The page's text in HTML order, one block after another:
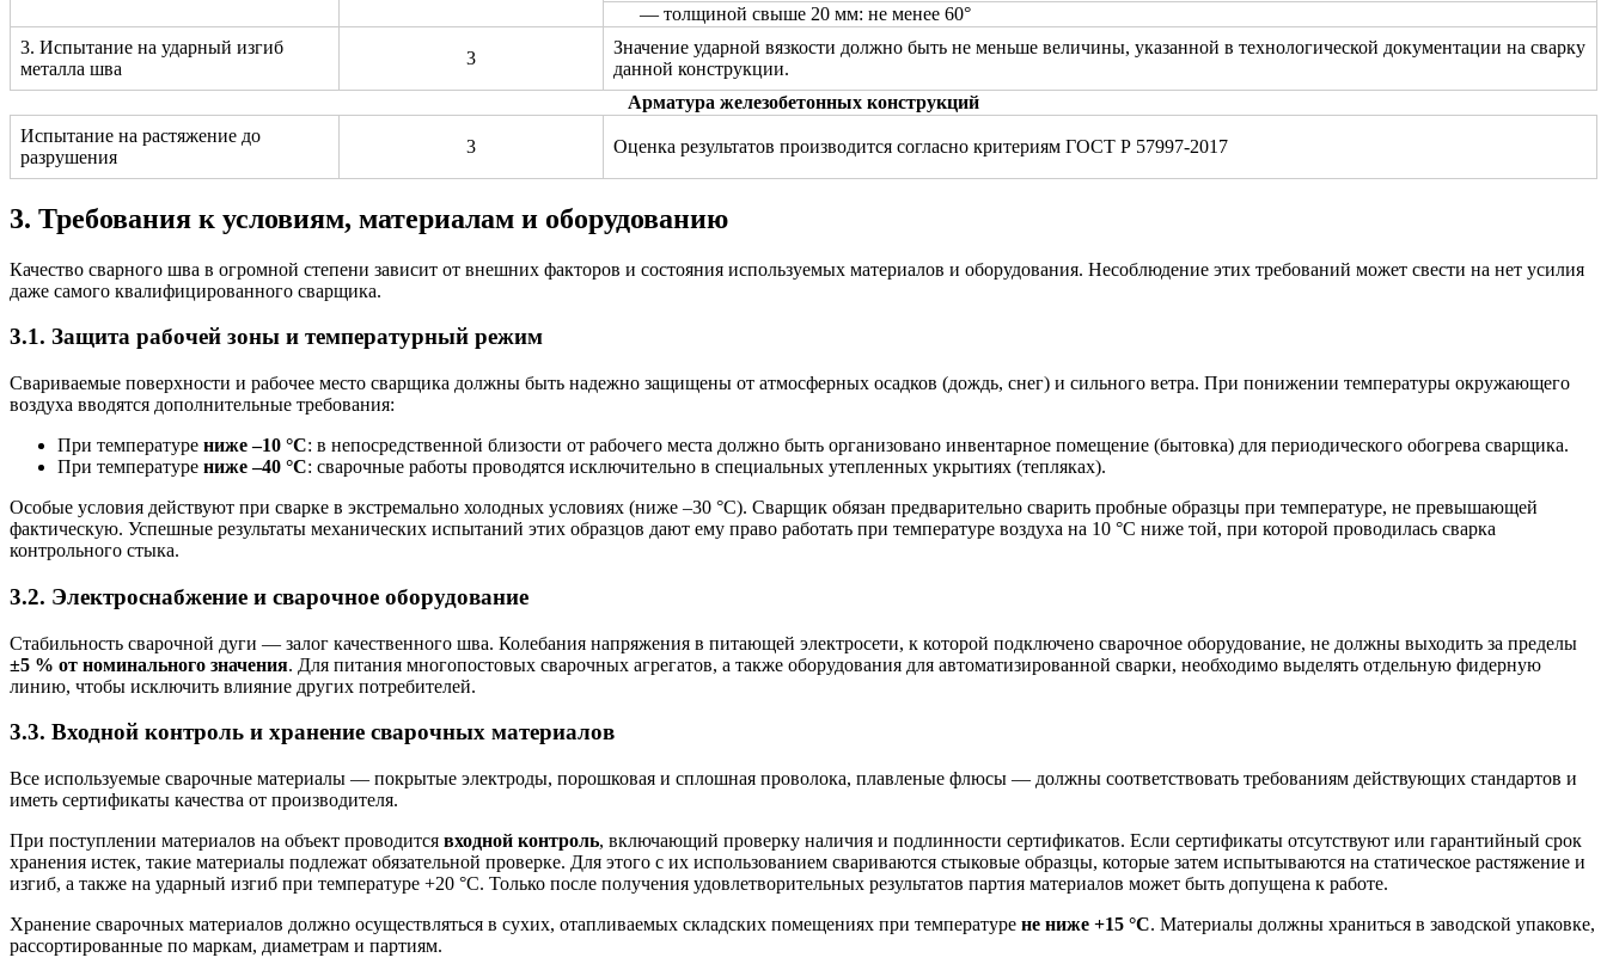
— толщиной свыше 20 мм: не менее 60°
3. Испытание на ударный изгиб
металла шва
3
Значение ударной вязкости должно быть не меньше величины, указанной в технологической документации на сварку
данной конструкции.
Арматура железобетонных конструкций
Испытание на растяжение до
разрушения
3 Оценка результатов производится согласно критериям ГОСТ Р 57997-2017
3. Требования к условиям, материалам и оборудованию
Качество сварного шва в огромной степени зависит от внешних факторов и состояния используемых материалов и оборудования. Несоблюдение этих требований может свести на нет усилия
даже самого квалифицированного сварщика.
3.1. Защита рабочей зоны и температурный режим
Свариваемые поверхности и рабочее место сварщика должны быть надежно защищены от атмосферных осадков (дождь, снег) и сильного ветра. При понижении температуры окружающего
воздуха вводятся дополнительные требования:
При температуре ниже –10 °С: в непосредственной близости от рабочего места должно быть организовано инвентарное помещение (бытовка) для периодического обогрева сварщика.
При температуре ниже –40 °С: сварочные работы проводятся исключительно в специальных утепленных укрытиях (тепляках).
Особые условия действуют при сварке в экстремально холодных условиях (ниже –30 °С). Сварщик обязан предварительно сварить пробные образцы при температуре, не превышающей
фактическую. Успешные результаты механических испытаний этих образцов дают ему право работать при температуре воздуха на 10 °С ниже той, при которой проводилась сварка
контрольного стыка.
3.2. Электроснабжение и сварочное оборудование
Стабильность сварочной дуги — залог качественного шва. Колебания напряжения в питающей электросети, к которой подключено сварочное оборудование, не должны выходить за пределы
±5 % от номинального значения. Для питания многопостовых сварочных агрегатов, а также оборудования для автоматизированной сварки, необходимо выделять отдельную фидерную
линию, чтобы исключить влияние других потребителей.
3.3. Входной контроль и хранение сварочных материалов
Все используемые сварочные материалы — покрытые электроды, порошковая и сплошная проволока, плавленые флюсы — должны соответствовать требованиям действующих стандартов и
иметь сертификаты качества от производителя.
При поступлении материалов на объект проводится входной контроль, включающий проверку наличия и подлинности сертификатов. Если сертификаты отсутствуют или гарантийный срок
хранения истек, такие материалы подлежат обязательной проверке. Для этого с их использованием свариваются стыковые образцы, которые затем испытываются на статическое растяжение и
изгиб, а также на ударный изгиб при температуре +20 °С. Только после получения удовлетворительных результатов партия материалов может быть допущена к работе.
Хранение сварочных материалов должно осуществляться в сухих, отапливаемых складских помещениях при температуре не ниже +15 °С. Материалы должны храниться в заводской упаковке,
рассортированные по маркам, диаметрам и партиям.